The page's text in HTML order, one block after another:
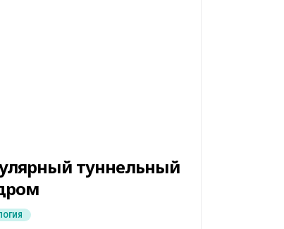
туннельный